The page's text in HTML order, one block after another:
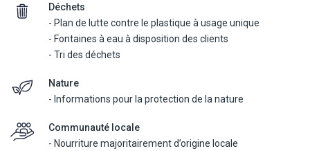
Aventure volcanique a Lanzarote : Volcans, Vignobles et Lac vert !
Déjeuner libre et visite d'un centre Aloe Vera. Excursion
multilingue.
Excursion disponible les mardis, jeudis et samedis
CATAMARAN FREEBIRD LOBOS (maximum 21 participants)
Ballade en mer, temps libre sur l'ile paradisiaque de Lobos (
environ 1h ), déjeuner, boissons et baignade avec équipement de
Déchets
- Plan de lutte contre le plastique à usage unique
- Fontaines à eau à disposition des clients
- Tri des déchets
Nature
- Informations pour la protection de la nature
Communauté locale
- Nourriture majoritairement d’origine locale